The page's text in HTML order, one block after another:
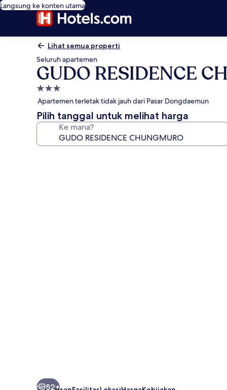
Langsung ke konten utama
Lihat semua properti
Seluruh apartemen
GUDO RESIDENCE
Properti
bintang
3.0
Apartemen terletak tidak jauh dari Pasar Dongdaemun
Pilih tanggal untuk melihat harga
Ke mana?
52+